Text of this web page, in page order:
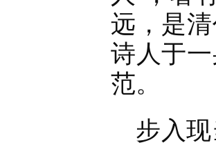
远，是
诗人于
范。
步入